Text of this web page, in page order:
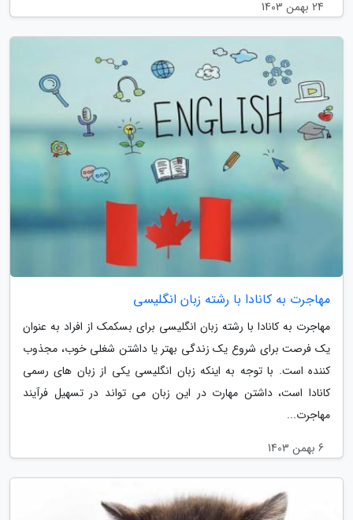
24 بهمن 1403
مهاجرت به کانادا با رشته زبان انگلیسی
مهاجرت به کانادا با رشته زبان انگلیسی برای بسکمک از افراد به عنوان
یک فرصت برای شروع یک زندگی بهتر یا داشتن شغلی خوب، مجذوب
کننده است. با توجه به اینکه زبان انگلیسی یکی از زبان های رسمی
کانادا است، داشتن مهارت در این زبان می تواند در تسهیل فرآیند
مهاجرت...
6 بهمن 1403